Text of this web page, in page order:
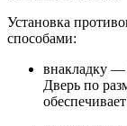
Установка
способами:
внакладку —
Дверь по